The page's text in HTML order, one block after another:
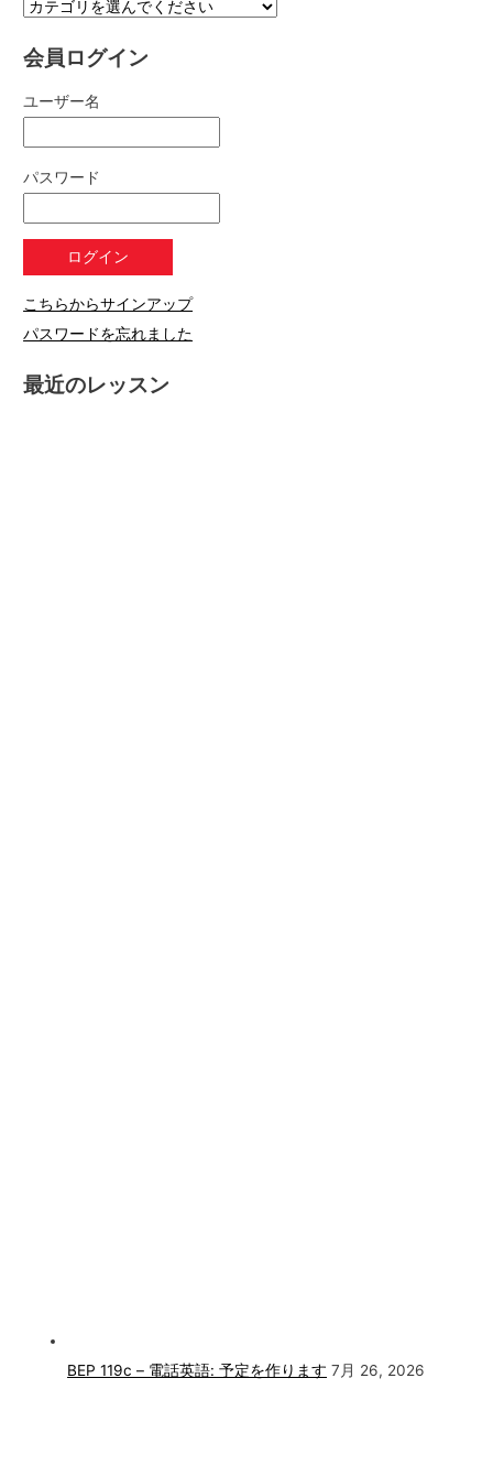
会員ログイン
ユーザー名
パスワード
こちらからサインアップ
パスワードを忘れました
最近のレッスン
BEP 119c – 電話英語: 予定を作ります 7月 26, 2026